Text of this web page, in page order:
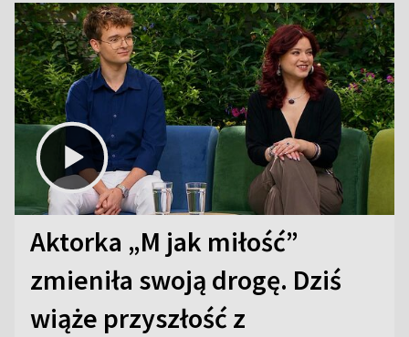
Aktorka „M jak miłość”
zmieniła swoją drogę. Dziś
wiąże przyszłość z